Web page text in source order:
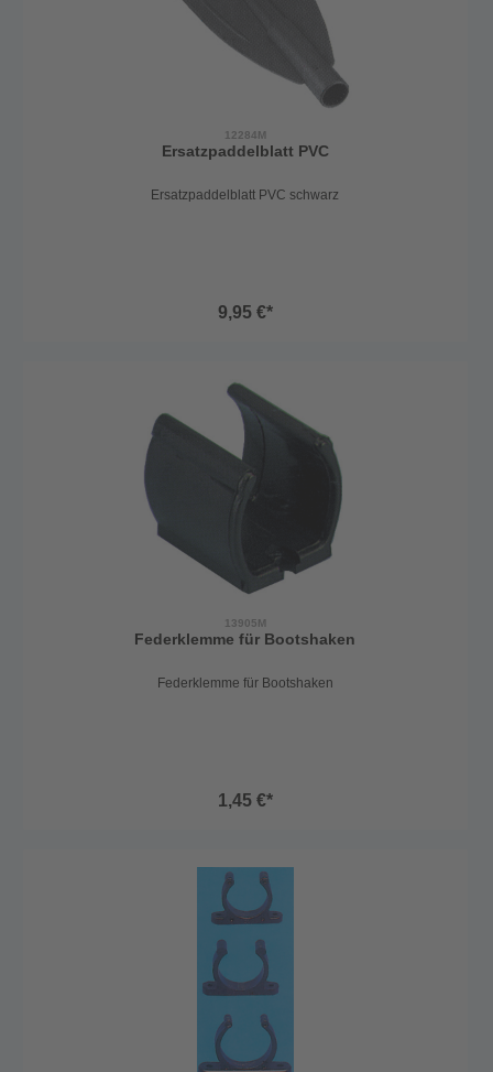
12284M
Ersatzpaddelblatt PVC
Ersatzpaddelblatt PVC schwarz
9,95 €*
13905M
Federklemme für Bootshaken
Federklemme für Bootshaken
1,45 €*